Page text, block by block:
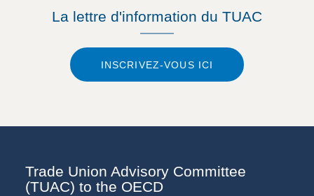
La lettre d'information du TUAC
INSCRIVEZ-VOUS ICI
Trade Union Advisory Committee
(TUAC) to the OECD